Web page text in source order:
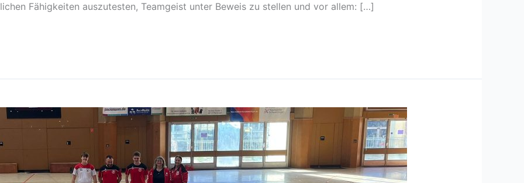
Fähigkeiten auszutesten, Teamgeist unter Beweis zu stellen und vor allem: […]